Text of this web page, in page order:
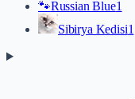
🐾Russian Blue1
Sibirya Kedisi1